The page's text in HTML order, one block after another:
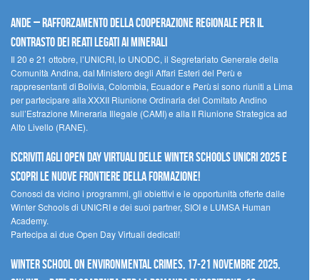
Ande – Rafforzamento della cooperazione regionale per il
contrasto dei reati legati ai minerali
Il 20 e 21 ottobre, l’UNICRI, lo UNODC, il Segretariato Generale della
Comunità Andina, dal Ministero degli Affari Esteri del Perù e
rappresentanti di Bolivia, Colombia, Ecuador e Perù si sono riuniti a Lima
per partecipare alla XXXII Riunione Ordinaria del Comitato Andino
sull’Estrazione Mineraria Illegale (CAMI) e alla II Riunione Strategica ad
Alto Livello (RANE).
Iscriviti agli Open Day Virtuali delle Winter Schools UNICRI 2025 e
scopri le nuove frontiere della formazione!
Conosci da vicino i programmi, gli obiettivi e le opportunità offerte dalle
Winter Schools di UNICRI e dei suoi partner, SIOI e LUMSA Human
Academy.
Partecipa ai due Open Day Virtuali dedicati!
Winter School on Environmental Crimes, 17-21 novembre 2025,